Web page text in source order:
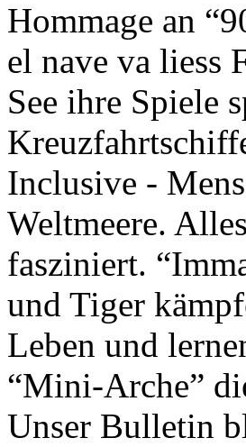
Hommage an
el nave va liess
See ihre Spiele
Inclusive -
Weltmeere.
fasziniert.
und Tiger
Leben und
“Mini-Arche”
Unser Bulletin